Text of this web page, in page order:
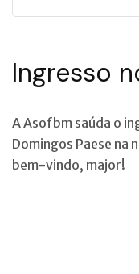
Ingresso
A Asofbm saúda o
Domingos Paese na
bem-vindo, major!